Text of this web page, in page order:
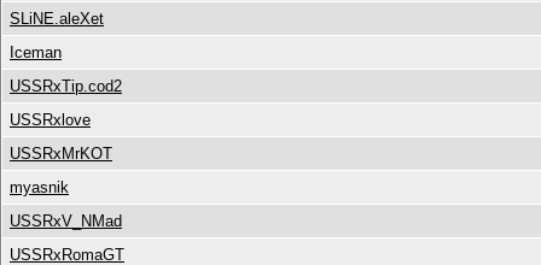
SLiNE.aleXet
Iceman
USSRxTip.cod2
USSRxlove
USSRxMrKOT
myasnik
USSRxV_NMad
USSRxRomaGT